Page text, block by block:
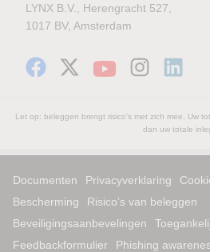
LYNX B.V., Herengracht 527,
1017 BV, Amsterdam
Let op: beleggen brengt risico's met zich mee. Uw
dan uw totale
Documenten Privacyverklaring
Bescherming
Risico’s van beleggen
Beveiligingsaanbevelingen
Feedbackformulier
Phishing